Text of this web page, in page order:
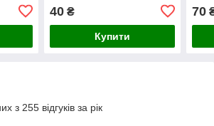
40₴
Купити
70
з 255 відгуків за рік